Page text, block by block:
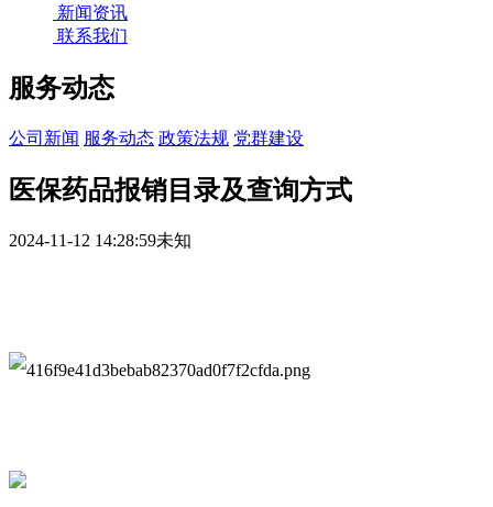
新闻资讯
联系我们
服务动态
公司新闻 服务动态 政策法规 党群建设
医保药品报销目录及查询方式
2024-11-12 14:28:59未知